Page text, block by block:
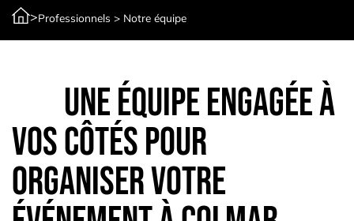
>Professionnels > Notre équipe
Une équipe engagée à
vos côtés pour
organiser votre